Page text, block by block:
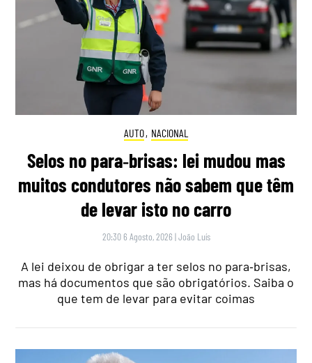
AUTO, NACIONAL
Selos no para‑brisas: lei mudou mas
muitos condutores não sabem que têm
de levar isto no carro
20:30 6 Agosto, 2026 |João Luís
A lei deixou de obrigar a ter selos no para‑brisas,
mas há documentos que são obrigatórios. Saiba o
que tem de levar para evitar coimas